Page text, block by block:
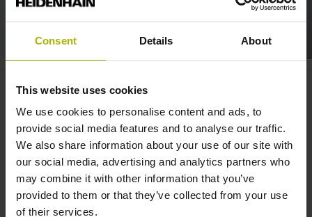
Consent Details About
This website uses cookies
We use cookies to personalise content and ads, to
provide social media features and to analyse our traffic.
We also share information about your use of our site with
our social media, advertising and analytics partners who
may combine it with other information that you’ve
provided to them or that they’ve collected from your use
of their services.
TNC7: Graphical Workpiece
Measurement | HEIDENHAIN